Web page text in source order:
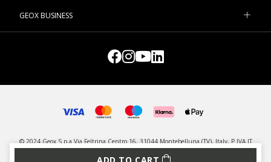
GEOX BUSINESS
© 2024 Geox S.p.a Via Feltrina Centro 16, 31044 Montebelluna (TV), Italy, P.IVA IT
03348440268 - All rights reserved